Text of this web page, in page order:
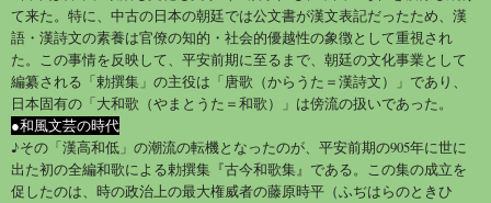
て来た。特に、中古の日本の朝廷では公文書が漢文表記だったため、漢
語・漢詩文の素養は官僚の知的・社会的優越性の象徴として重視され
た。この事情を反映して、平安前期に至るまで、朝廷の文化事業として
編纂される「勅撰集」の主役は「唐歌（からうた＝漢詩文）」であり、
日本固有の「大和歌（やまとうた＝和歌）」は傍流の扱いであった。
●和風文芸の時代
♪その「漢高和低」の潮流の転機となったのが、平安前期の905年に世に
出た初の全編和歌による勅撰集『古今和歌集』である。この集の成立を
促したのは、時の政治上の最大権威者の藤原時平（ふぢはらのときひ